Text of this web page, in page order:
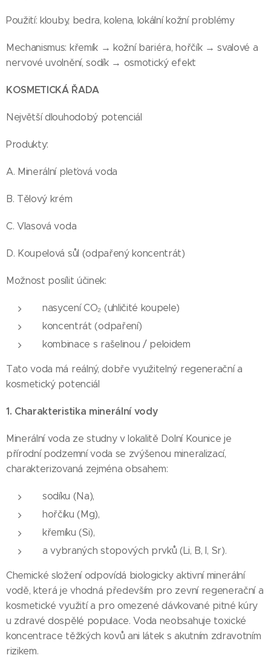
Použití: klouby, bedra, kolena, lokální kožní problémy
Mechanismus: křemík → kožní bariéra, hořčík → svalové a
nervové uvolnění, sodík → osmotický efekt
KOSMETICKÁ ŘADA
Největší dlouhodobý potenciál
Produkty:
A. Minerální pleťová voda
B. Tělový krém
C. Vlasová voda
D. Koupelová sůl (odpařený koncentrát)
Možnost posílit účinek:
nasycení CO₂ (uhličité koupele)
koncentrát (odpaření)
kombinace s rašelinou / peloidem
Tato voda má reálný, dobře využitelný regenerační a
kosmetický potenciál
1. Charakteristika minerální vody
Minerální voda ze studny v lokalitě Dolní Kounice je
přírodní podzemní voda se zvýšenou mineralizací,
charakterizovaná zejména obsahem:
sodíku (Na),
hořčíku (Mg),
křemíku (Si),
a vybraných stopových prvků (Li, B, I, Sr).
Chemické složení odpovídá biologicky aktivní minerální
vodě, která je vhodná především pro zevní regenerační a
kosmetické využití a pro omezené dávkované pitné kúry
u zdravé dospělé populace. Voda neobsahuje toxické
koncentrace těžkých kovů ani látek s akutním zdravotním
rizikem.